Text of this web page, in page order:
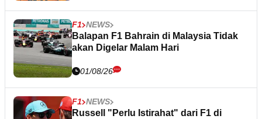
F1 NEWS
Balapan F1 Bahrain di Malaysia Tidak
akan Digelar Malam Hari
01/08/26
F1 NEWS
Russell "Perlu Istirahat" dari F1 di